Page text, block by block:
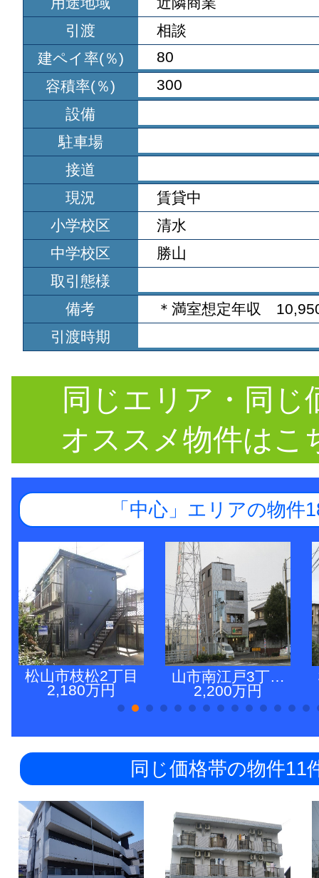
引渡
相談
建ペイ率(％)
80
容積率(％)
300
設備
駐車場
接道
現況
賃貸中
小学校区
清水
中学校区
勝山
取引態様
備考
＊満室想定年収
引渡時期
同じエリア・同じ
オススメ物件はこ
「中心」エリアの物件
松山市枝松2丁目
2,180万円
山市南江戸3丁…
2,200万円
同じ価格帯の物件11